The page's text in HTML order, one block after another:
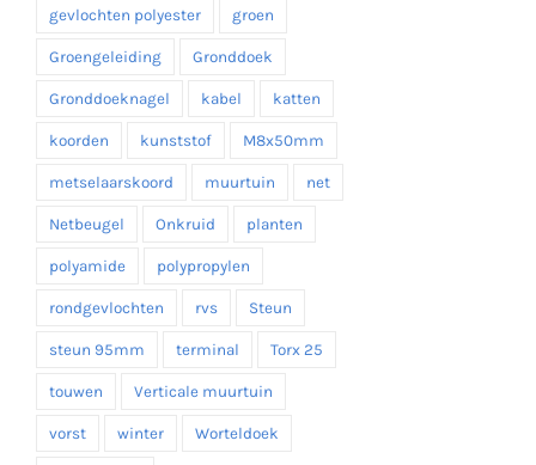
gevlochten polyester groen
Groengeleiding Gronddoek
Gronddoeknagel kabel katten
koorden kunststof M8x50mm
metselaarskoord muurtuin net
Netbeugel Onkruid planten
polyamide polypropylen
rondgevlochten rvs Steun
steun 95mm terminal Torx 25
touwen Verticale muurtuin
vorst winter Worteldoek